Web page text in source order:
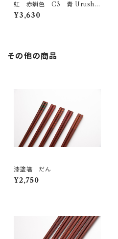
虹 赤蝋色 C3 青 Urushi
-black- 50g
¥3,630
その他の商品
漆塗箸 だん
¥2,750